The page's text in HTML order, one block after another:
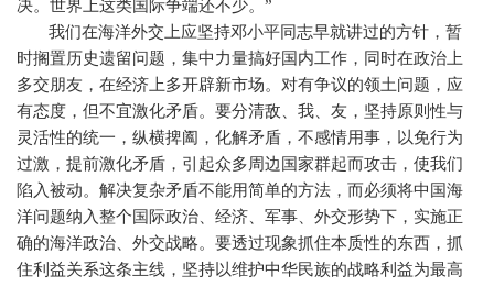
决。世界上这类国际争端还不少。”
我们在海洋外交上应坚持邓小平同志早就讲过的方针，暂
时搁置历史遗留问题，集中力量搞好国内工作，同时在政治上
多交朋友，在经济上多开辟新市场。对有争议的领土问题，应
有态度，但不宜激化矛盾。要分清敌、我、友，坚持原则性与
灵活性的统一，纵横捭阖，化解矛盾，不感情用事，以免行为
过激，提前激化矛盾，引起众多周边国家群起而攻击，使我们
陷入被动。解决复杂矛盾不能用简单的方法，而必须将中国海
洋问题纳入整个国际政治、经济、军事、外交形势下，实施正
确的海洋政治、外交战略。要透过现象抓住本质性的东西，抓
住利益关系这条主线，坚持以维护中华民族的战略利益为最高